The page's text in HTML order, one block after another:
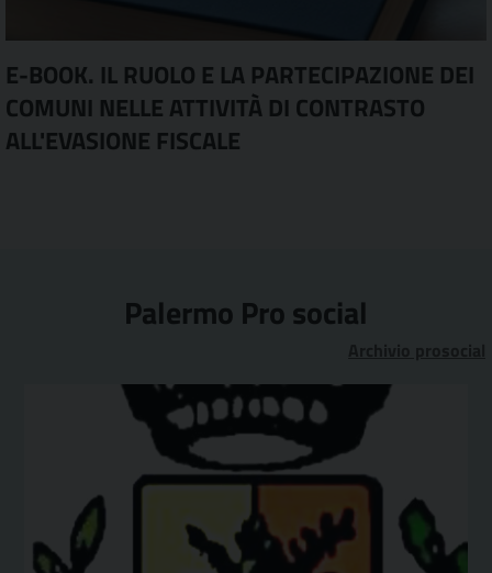
E-BOOK. IL RUOLO E LA PARTECIPAZIONE DEI
COMUNI NELLE ATTIVITÀ DI CONTRASTO
ALL'EVASIONE FISCALE
Palermo Pro social